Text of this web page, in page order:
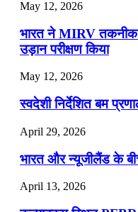
May 12, 2026
भारत ने MIRV तकनीक
उड़ान परीक्षण किया
May 12, 2026
स्वदेशी निर्देशित बम
April 29, 2026
भारत और न्यूजीलैंड के
April 13, 2026